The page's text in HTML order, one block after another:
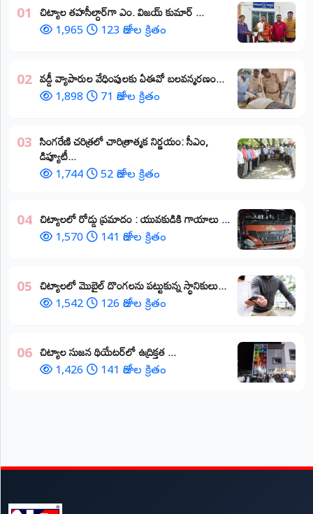
01 ​చిట్యాల తహసీల్దార్‌గా ఎం. విజయ్ కుమార్ ...
1,965 123 రోజుల క్రితం
02 వడ్డీ వ్యాపారుల వేధింపులకు ఏఈవో బలవన్మరణం...
1,898 71 రోజుల క్రితం
03 ​సింగరేణి చరిత్రలో చారిత్రాత్మక నిర్ణయం: సీఎం,
డిప్యూటీ...
1,744 52 రోజుల క్రితం
04 చిట్యాలలో రోడ్డు ప్రమాదం : యువకుడికి గాయాలు ​...
1,570 141 రోజుల క్రితం
05 చిట్యాలలో మొబైల్ దొంగలను పట్టుకున్న స్థానికులు...
1,542 126 రోజుల క్రితం
06 చిట్యాల సుజన థియేటర్‌లో ఉద్రిక్తత ...
1,426 141 రోజుల క్రితం